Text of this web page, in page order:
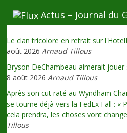
Actus – Journal du
Le clan tricolore en retrait sur
août 2026 Arnaud Tillous
Bryson DeChambeau aimerait jouer
8 août 2026 Arnaud Tillous
Après son cut raté au Wyndham
se tourne déjà vers la FedEx Fall : «
cela prendra, les choses vont
Tillous